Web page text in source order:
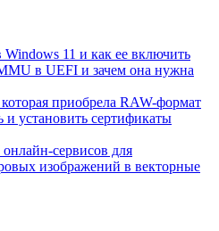
11 и как ее включить
в UEFI и зачем она нужна
приобрела RAW-формат
установить сертификаты
сервисов для
изображений в векторные